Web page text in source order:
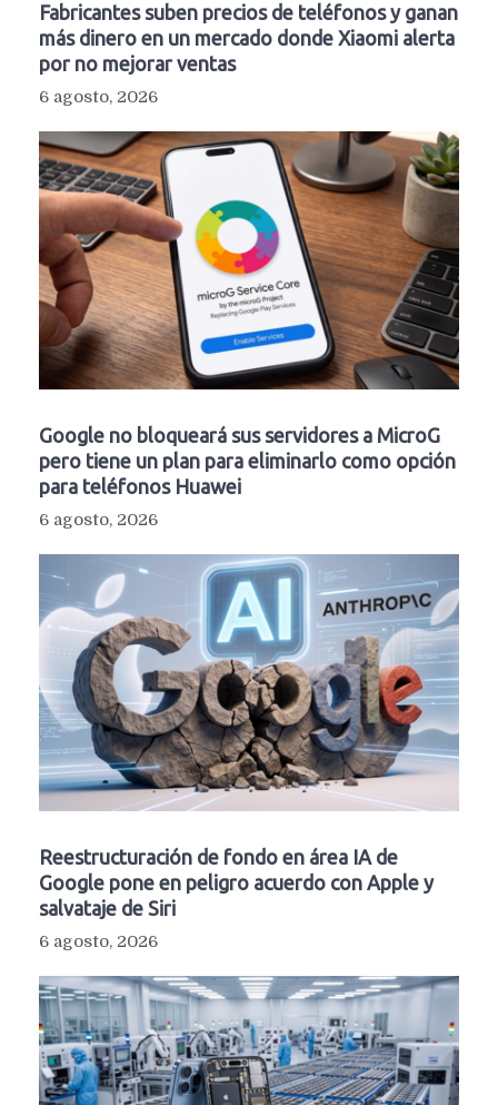
Fabricantes suben precios de teléfonos y ganan
más dinero en un mercado donde Xiaomi alerta
por no mejorar ventas
6 agosto, 2026
Google no bloqueará sus servidores a MicroG
pero tiene un plan para eliminarlo como opción
para teléfonos Huawei
6 agosto, 2026
Reestructuración de fondo en área IA de
Google pone en peligro acuerdo con Apple y
salvataje de Siri
6 agosto, 2026